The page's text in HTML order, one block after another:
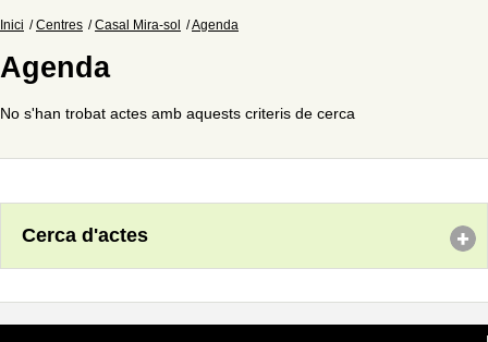
Inici Centres Casal Mira-sol Agenda
Agenda
No s'han trobat actes amb aquests criteris de cerca
Cerca d'actes